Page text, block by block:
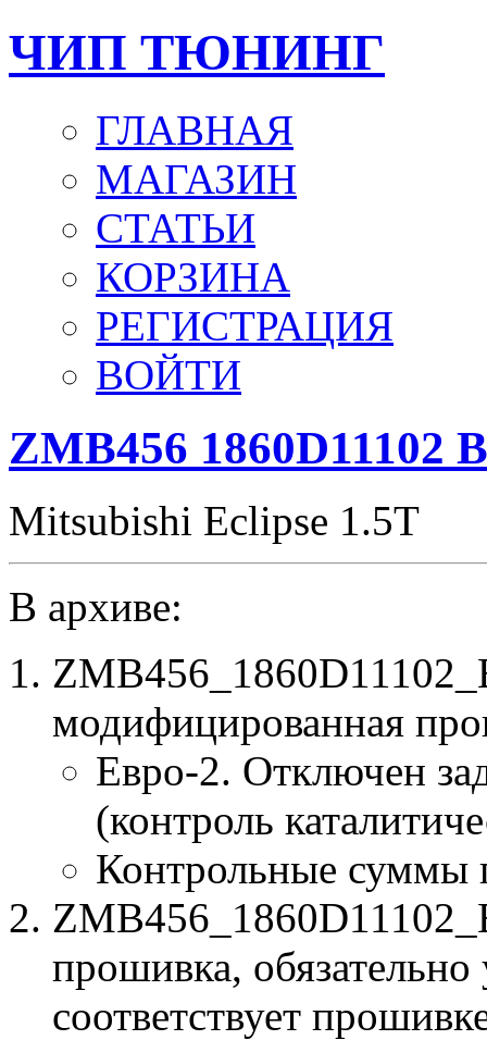
ЧИП ТЮНИНГ
ГЛАВНАЯ
МАГАЗИН
СТАТЬИ
КОРЗИНА
РЕГИСТРАЦИЯ
ВОЙТИ
ZMB456 1860D11102
Mitsubishi Eclipse 1.5T
В архиве:
модифицированная
Евро-2. Отключен
(контроль
Контрольные суммы
прошивка, обязательно
соответствует